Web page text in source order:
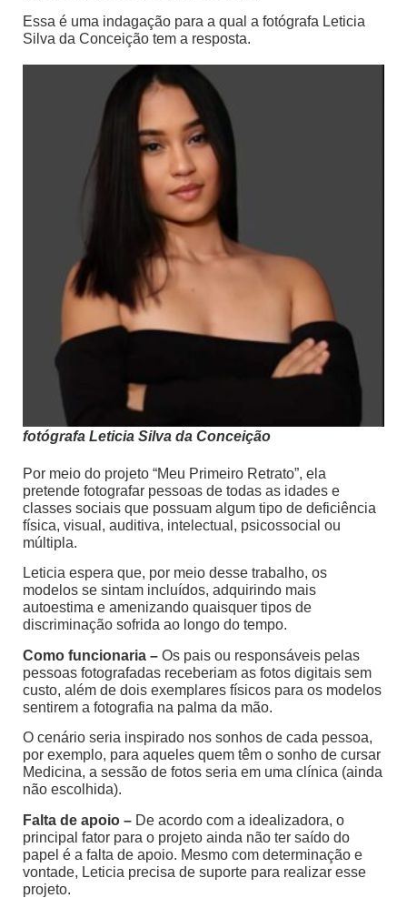
Essa é uma indagação para a qual a fotógrafa Leticia
Silva da Conceição tem a resposta.
fotógrafa Leticia Silva da Conceição
Por meio do projeto “Meu Primeiro Retrato”, ela
pretende fotografar pessoas de todas as idades e
classes sociais que possuam algum tipo de deficiência
física, visual, auditiva, intelectual, psicossocial ou
múltipla.
Leticia espera que, por meio desse trabalho, os
modelos se sintam incluídos, adquirindo mais
autoestima e amenizando quaisquer tipos de
discriminação sofrida ao longo do tempo.
Como funcionaria – Os pais ou responsáveis pelas
pessoas fotografadas receberiam as fotos digitais sem
custo, além de dois exemplares físicos para os modelos
sentirem a fotografia na palma da mão.
O cenário seria inspirado nos sonhos de cada pessoa,
por exemplo, para aqueles quem têm o sonho de cursar
Medicina, a sessão de fotos seria em uma clínica (ainda
não escolhida).
Falta de apoio – De acordo com a idealizadora, o
principal fator para o projeto ainda não ter saído do
papel é a falta de apoio. Mesmo com determinação e
vontade, Leticia precisa de suporte para realizar esse
projeto.